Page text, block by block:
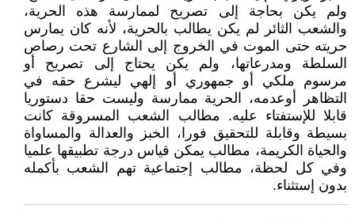
ولم يكن بحاجة إلى تصريح لممارسة هذه الحرية،
والشعب الثائر لم يكن يطالب بالحرية، لأنه كان يمارس
حريته حتى الموت في الخروج إلى الشارع تحت رصاص
السلطة ومدرعاتها، ولم يكن يحتاج إلى تصريح أو
مرسوم ملكي أو جمهوري أو إلهي ليشرع حقه في
التظاهر أوعدمه، الحرية ممارسة وليست حقا دستوريا
قابلا للإستفتاء عليه. مطالب الشعب المسروقة كانت
بسيطة وقابلة للتحقيق فورا، الخبز والعدالة والمساواة
والحياة الكريمة، مطالب يمكن قياس درجة تطبيقها علميا
وفي كل لحظة، مطالب إجتماعية تهم الشعب بأكمله
بدون إستثناء.